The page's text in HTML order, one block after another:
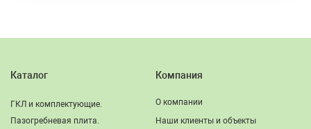
Каталог
ГКЛ и комплектующие.
Пазогребневая плита.
Компания
О компании
Наши клиенты и объекты